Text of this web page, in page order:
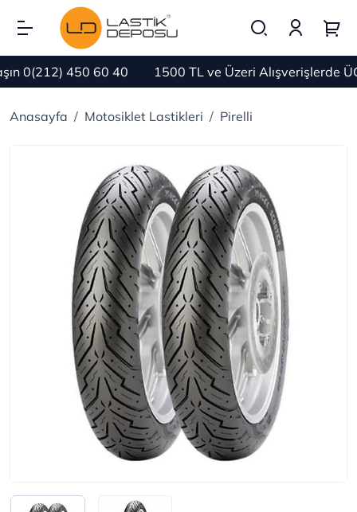
0(212) 450 60 40 1500 TL ve Üzeri Alışverişlerde
Anasayfa Motosiklet Lastikleri Pirelli